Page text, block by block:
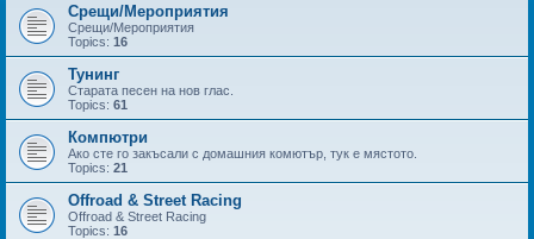
Срещи/Мероприятия
Срещи/Мероприятия
Topics: 16
Тунинг
Старата песен на нов глас.
Topics: 61
Компютри
Ако сте го закъсали с домашния комютър, тук е мястото.
Topics: 21
Offroad & Street Racing
Offroad & Street Racing
Topics: 16